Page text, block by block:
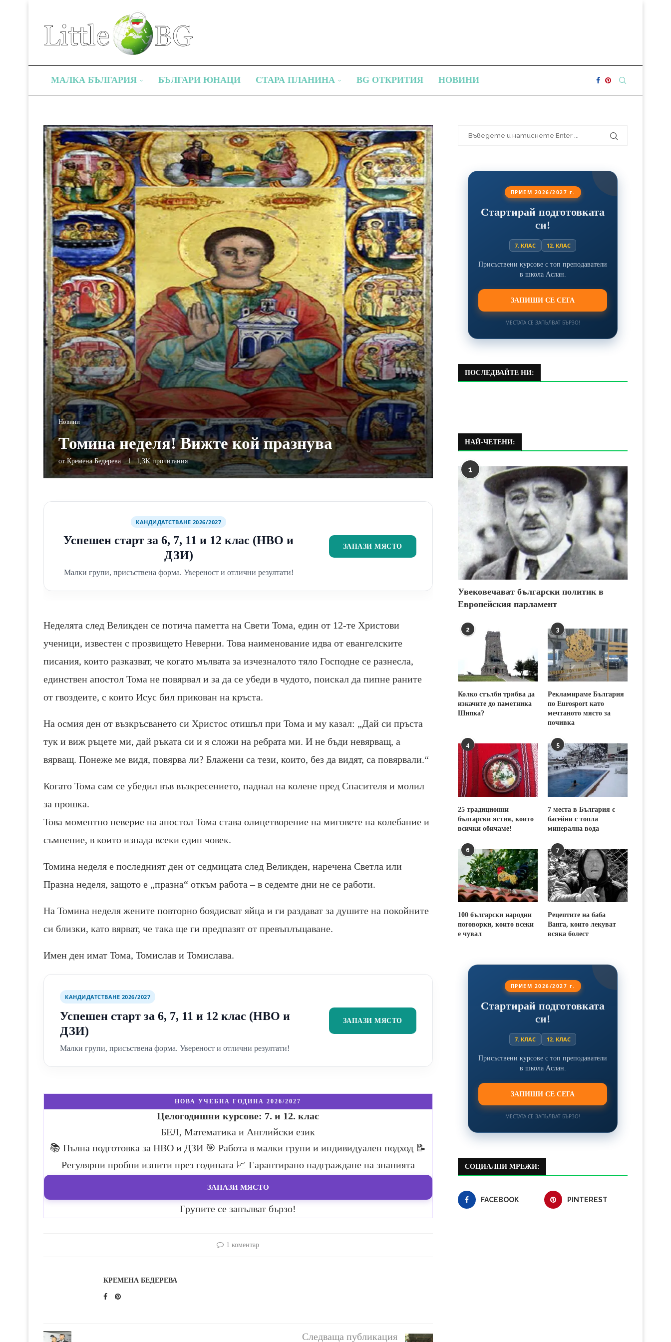
МАЛКА БЪЛГАРИЯ БЪЛГАРИ ЮНАЦИ СТАРА ПЛАНИНА BG ОТКРИТИЯ НОВИНИ
Новини
Томина неделя! Вижте кой празнува
отКремена Бедерева 1,3Kпрочитания
КАНДИДАТСТВАНЕ 2026/2027
Успешен старт за 6, 7, 11 и 12 клас (НВО и
ДЗИ)
Малки групи, присъствена форма. Увереност и отлични резултати!
ЗАПАЗИ МЯСТО
Неделята след Великден се потича паметта на Свети Тома, един от 12-те Христови
ученици, известен с прозвището Неверни. Това наименование идва от евангелските
писания, които разказват, че когато мълвата за изчезналото тяло Господне се разнесла,
единствен апостол Тома не повярвал и за да се убеди в чудото, поискал да пипне раните
от гвоздеите, с които Исус бил прикован на кръста.
На осмия ден от възкръсването си Христос отишъл при Тома и му казал: „Дай си пръста
тук и виж ръцете ми, дай ръката си и я сложи на ребрата ми. И не бъди невярващ, а
вярващ. Понеже ме видя, повярва ли? Блажени са тези, които, без да видят, са повярвали.“
Когато Тома сам се убедил във възкресението, паднал на колене пред Спасителя и молил
за прошка.
Това моментно неверие на апостол Тома става олицетворение на миговете на колебание и
съмнение, в които изпада всеки един човек.
Томина неделя е последният ден от седмицата след Великден, наречена Светла или
Празна неделя, защото е „празна“ откъм работа – в седемте дни не се работи.
На Томина неделя жените повторно боядисват яйца и ги раздават за душите на покойните
си близки, като вярват, че така ще ги предпазят от превъплъщаване.
Имен ден имат Тома, Томислав и Томислава.
КАНДИДАТСТВАНЕ 2026/2027
Успешен старт за 6, 7, 11 и 12 клас (НВО и
ДЗИ)
Малки групи, присъствена форма. Увереност и отлични резултати!
ЗАПАЗИ МЯСТО
НОВА УЧЕБНА ГОДИНА 2026/2027
Целогодишни курсове: 7. и 12. клас
БЕЛ, Математика и Английски език
📚 Пълна подготовка за НВО и ДЗИ 🎯 Работа в малки групи и индивидуален подход 📝
Регулярни пробни изпити през годината 📈 Гарантирано надграждане на знанията
ЗАПАЗИ МЯСТО
Групите се запълват бързо!
1 коментар
КРЕМЕНА БЕДЕРЕВА
Следваща публикация
ПРИЕМ 2026/2027 г.
Стартирай подготовката
си!
7. КЛАС 12. КЛАС
Присъствени курсове с топ преподаватели
в школа Аслан.
ЗАПИШИ СЕ СЕГА
МЕСТАТА СЕ ЗАПЪЛВАТ БЪРЗО!
ПОСЛЕДВАЙТЕ НИ:
НАЙ-ЧЕТЕНИ:
1
Увековечават български политик в
Европейския парламент
2
Колко стълби трябва да
изкачите до паметника
Шипка?
3
Рекламираме България
по Eurosport като
мечтаното място за
почивка
4
25 традиционни
български ястия, които
всички обичаме!
5
7 места в България с
басейни с топла
минерална вода
6
100 български народни
поговорки, които всеки
е чувал
7
Рецептите на баба
Ванга, които лекуват
всяка болест
ПРИЕМ 2026/2027 г.
Стартирай подготовката
си!
7. КЛАС 12. КЛАС
Присъствени курсове с топ преподаватели
в школа Аслан.
ЗАПИШИ СЕ СЕГА
МЕСТАТА СЕ ЗАПЪЛВАТ БЪРЗО!
СОЦИАЛНИ МРЕЖИ:
FACEBOOK PINTEREST